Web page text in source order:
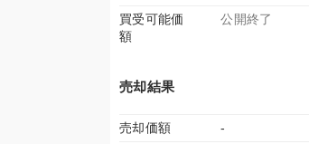
買受可能価
額
公開終了
売却結果
売却価額 -